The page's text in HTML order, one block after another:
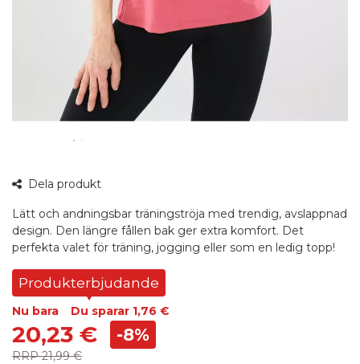
bild
Dela produkt
Lätt och andningsbar träningströja med trendig, avslappnad
design. Den längre fållen bak ger extra komfort. Det
perfekta valet för träning, jogging eller som en ledig topp!
Produkterbjudande
Nu bara Du sparar 1,76 €
20,23 €
RRP 21,99 €
-8%